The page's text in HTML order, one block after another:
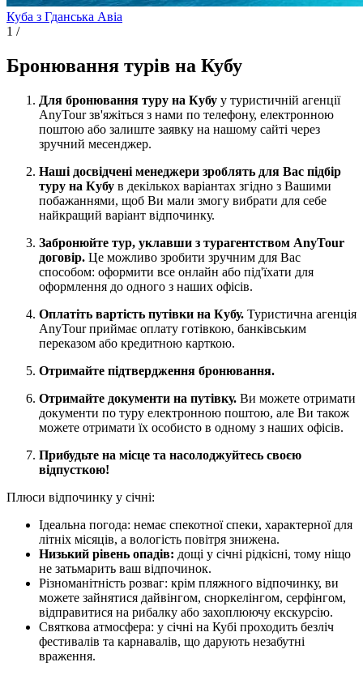
Куба з Гданська Авіа
1 /
Бронювання турів на Кубу
Для бронювання туру на Кубу у туристичній агенції
AnyTour зв'яжіться з нами по телефону, електронною
поштою або залиште заявку на нашому сайті через
зручний месенджер.
Наші досвідчені менеджери зроблять для Вас підбір
туру на Кубу в декількох варіантах згідно з Вашими
побажаннями, щоб Ви мали змогу вибрати для себе
найкращий варіант відпочинку.
Забронюйте тур, уклавши з турагентством AnyTour
договір. Це можливо зробити зручним для Вас
способом: оформити все онлайн або під'їхати для
оформлення до одного з наших офісів.
Оплатіть вартість путівки на Кубу. Туристична агенція
AnyTour приймає оплату готівкою, банківським
переказом або кредитною карткою.
Отримайте підтвердження бронювання.
Отримайте документи на путівку. Ви можете отримати
документи по туру електронною поштою, але Ви також
можете отримати їх особисто в одному з наших офісів.
Прибудьте на місце та насолоджуйтесь своєю
відпусткою!
Плюси відпочинку у січні:
Ідеальна погода: немає спекотної спеки, характерної для
літніх місяців, а вологість повітря знижена.
Низький рівень опадів: дощі у січні рідкісні, тому ніщо
не затьмарить ваш відпочинок.
Різноманітність розваг: крім пляжного відпочинку, ви
можете зайнятися дайвінгом, сноркелінгом, серфінгом,
відправитися на рибалку або захоплюючу екскурсію.
Святкова атмосфера: у січні на Кубі проходить безліч
фестивалів та карнавалів, що дарують незабутні
враження.